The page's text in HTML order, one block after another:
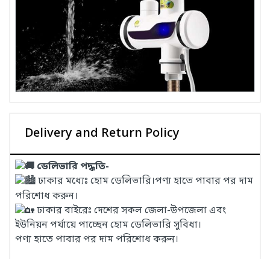
Delivery and Return Policy
ডেলিভারি পদ্ধতি-
ঢাকার মধ্যেঃ হোম ডেলিভারি।পণ্য হাতে পাবার পর দাম
পরিশোধ করুন।
ঢাকার বাইরেঃ দেশের সকল জেলা-উপজেলা এবং
ইউনিয়ন পর্যায়ে পাচ্ছেন হোম ডেলিভারি সুবিধা।
পণ্য হাতে পাবার পর দাম পরিশোধ করুন।